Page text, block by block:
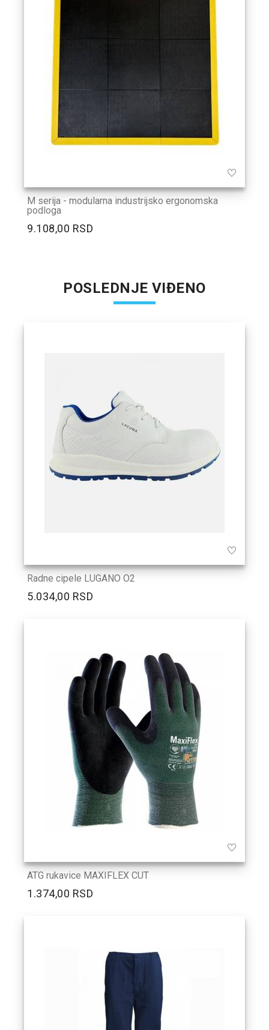
M serija - modularna industrijsko ergonomska
podloga
9.108,00 RSD
POSLEDNJE VIĐENO
Radne cipele LUGANO O2
5.034,00 RSD
ATG rukavice MAXIFLEX CUT
1.374,00 RSD